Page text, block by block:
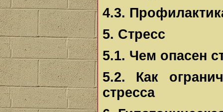
4.3.
5. Стресс
5.1. Чем опасен
5.2. Как
стресса